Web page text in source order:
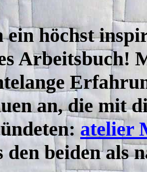
höchst
Arbeitsbuch!
an, die mit
atelier
den beiden als